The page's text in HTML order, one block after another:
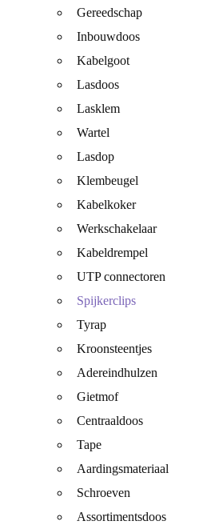
Gereedschap
Inbouwdoos
Kabelgoot
Lasdoos
Lasklem
Wartel
Lasdop
Klembeugel
Kabelkoker
Werkschakelaar
Kabeldrempel
UTP connectoren
Spijkerclips
Tyrap
Kroonsteentjes
Adereindhulzen
Gietmof
Centraaldoos
Tape
Aardingsmateriaal
Schroeven
Assortimentsdoos